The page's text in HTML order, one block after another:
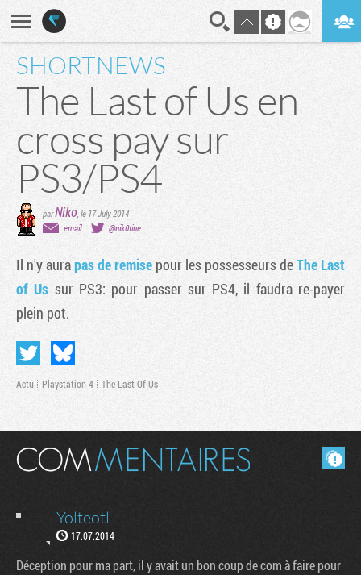
SHORTNEWS
The Last of Us en
cross pay sur
PS3/PS4
parNiko,le 17 July 2014
email
@nik0tine
Il n'y aurapas de remise pour les possesseurs deThe Last
of Us sur PS3: pour passer sur PS4, il faudra re-payer
plein pot.
Actu Playstation 4 The Last Of Us
Masquer les commentaires lus.
Yolteotl
17.07.2014
Déception pour ma part, il y avait un bon coup de com à faire pour